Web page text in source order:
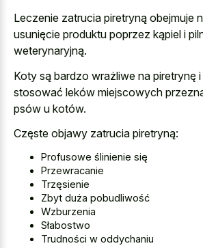
Leczenie zatrucia piretryną obejmuje
usunięcie produktu poprzez kąpiel i
weterynaryjną.
Koty są bardzo wrażliwe na piretrynę
stosować leków miejscowych
psów u kotów.
Częste objawy zatrucia piretryną:
Profusowe ślinienie się
Przewracanie
Trzęsienie
Zbyt duża pobudliwość
Wzburzenia
Słabostwo
Trudności w oddychaniu